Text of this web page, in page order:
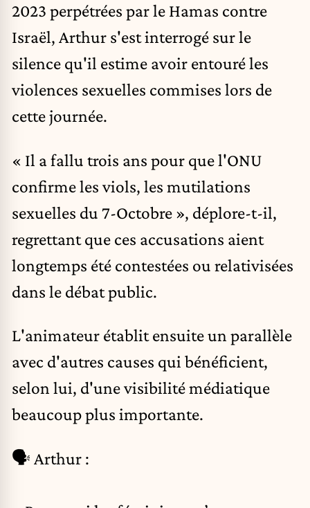
2023 perpétrées par le Hamas contre
Israël, Arthur s'est interrogé sur le
silence qu'il estime avoir entouré les
violences sexuelles commises lors de
cette journée.
« Il a fallu trois ans pour que l'ONU
confirme les viols, les mutilations
sexuelles du 7-Octobre », déplore-t-il,
regrettant que ces accusations aient
longtemps été contestées ou relativisées
dans le débat public.
L'animateur établit ensuite un parallèle
avec d'autres causes qui bénéficient,
selon lui, d'une visibilité médiatique
beaucoup plus importante.
🗣️ Arthur :